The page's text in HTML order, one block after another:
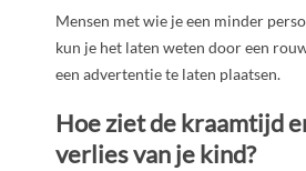
Mensen met wie je een minder
kun je het laten weten door een
een advertentie te laten plaatsen.
Hoe ziet de kraamtijd
verlies van je kind?